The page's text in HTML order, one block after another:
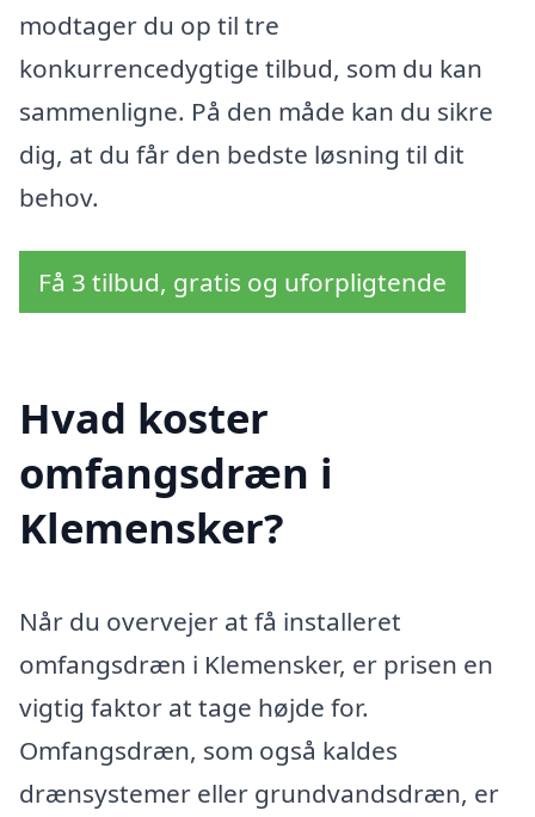
modtager du op til tre
konkurrencedygtige tilbud, som du kan
sammenligne. På den måde kan du sikre
dig, at du får den bedste løsning til dit
behov.
Få 3 tilbud, gratis og uforpligtende
Hvad koster
omfangsdræn i
Klemensker?
Når du overvejer at få installeret
omfangsdræn i Klemensker, er prisen en
vigtig faktor at tage højde for.
Omfangsdræn, som også kaldes
drænsystemer eller grundvandsdræn, er